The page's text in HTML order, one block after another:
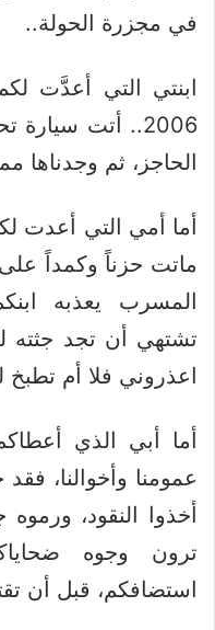
في مجزرة الحولة..
ابنتي التي أعدَّت
2006.. أتت
الحاجز، ثم وجدناها
أما أمي التي أعدت
ماتت حزناً وكمداً
المسرب يعذبه
تشتهي أن تجد جثته
اعذروني فلا أم تطبخ
أما أبي الذي
عمومنا وأخوالنا،
أخذوا النقود،
ترون وجوه
استضافكم، قبل أن